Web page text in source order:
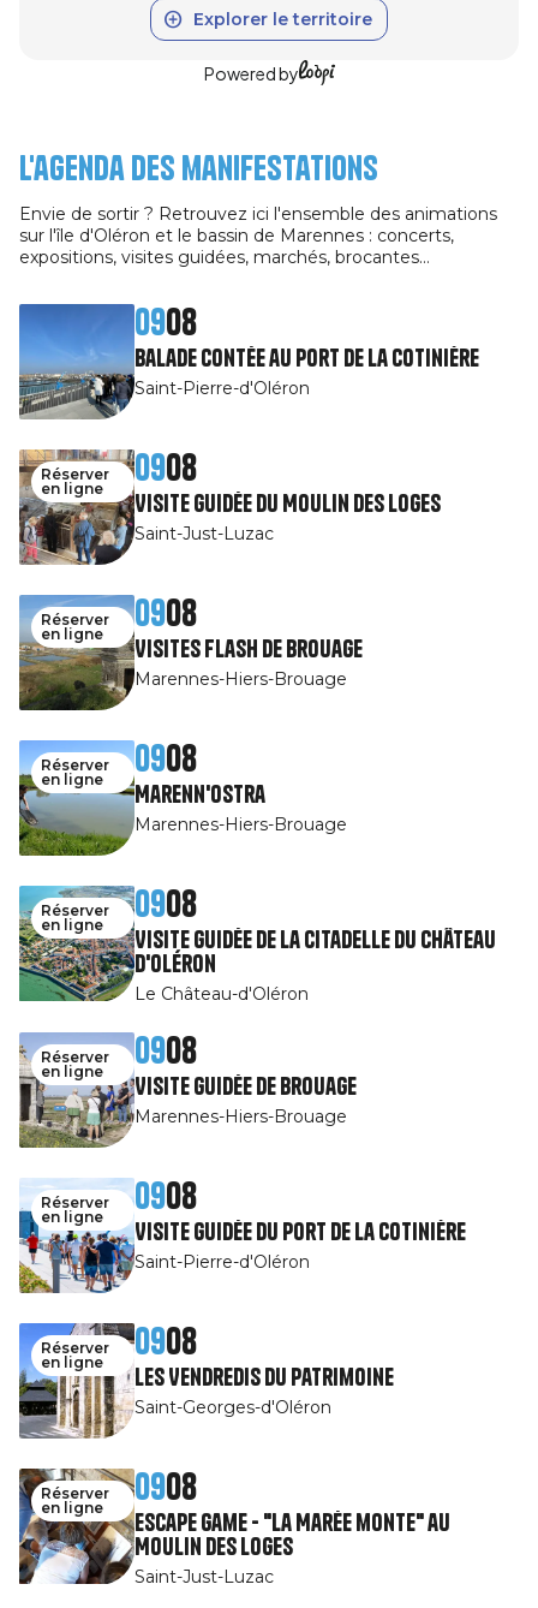
Explorer le territoire
Powered by
L'agenda des manifestations
Envie de sortir ? Retrouvez ici l'ensemble des animations
sur l'île d'Oléron et le bassin de Marennes : concerts,
expositions, visites guidées, marchés, brocantes…
0908
Balade contée au port de La Cotinière
Saint-Pierre-d'Oléron
Réserver
en ligne
0908
Visite guidée du Moulin des Loges
Saint-Just-Luzac
Réserver
en ligne
0908
Visites Flash de Brouage
Marennes-Hiers-Brouage
Réserver
en ligne
0908
Marenn'Ostra
Marennes-Hiers-Brouage
Réserver
en ligne
0908
Visite guidée de la Citadelle du Château
d'Oléron
Le Château-d'Oléron
Réserver
en ligne
0908
Visite guidée de Brouage
Marennes-Hiers-Brouage
Réserver
en ligne
0908
Visite guidée du port de la Cotinière
Saint-Pierre-d'Oléron
Réserver
en ligne
0908
Les Vendredis du patrimoine
Saint-Georges-d'Oléron
Réserver
en ligne
0908
Escape Game - "La Marée monte" au
Moulin des Loges
Saint-Just-Luzac